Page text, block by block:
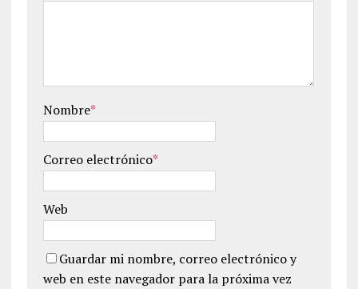
Nombre*
Correo electrónico*
Web
Guardar mi nombre, correo electrónico y
web en este navegador para la próxima vez